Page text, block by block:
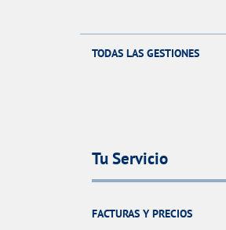
TODAS LAS GESTIONES
Tu Servicio
FACTURAS Y PRECIOS